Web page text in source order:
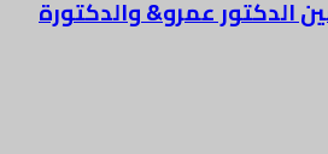
الدكتور عمرو& والدكتورة